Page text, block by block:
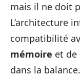
mais il ne doit
L’architecture
compatibilité
mémoire et de
dans la